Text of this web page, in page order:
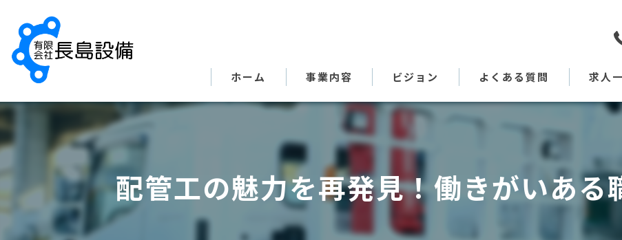
ホーム 事業内容 ビジョン よくある質問 求人
配管工の魅力を再発見！働きがいある